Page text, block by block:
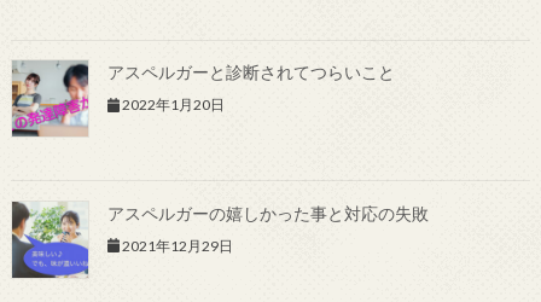
アスペルガーと診断されてつらいこと
2022年1月20日
アスペルガーの嬉しかった事と対応の失敗
2021年12月29日